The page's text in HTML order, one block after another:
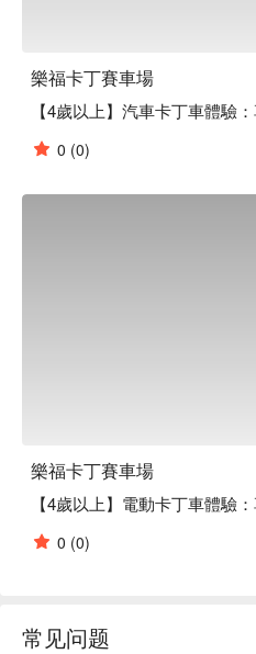
樂福卡丁賽車場
【4歲以上】汽車卡丁車體驗
0 (0)
樂福卡丁賽車場
【4歲以上】電動卡丁車體驗
0 (0)
常见问题